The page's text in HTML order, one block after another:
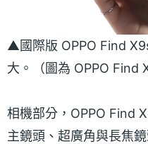
▲國際版 OPPO Find
大。（圖為 OPPO Find
相機部分，OPPO Find
主鏡頭、超廣角與長焦